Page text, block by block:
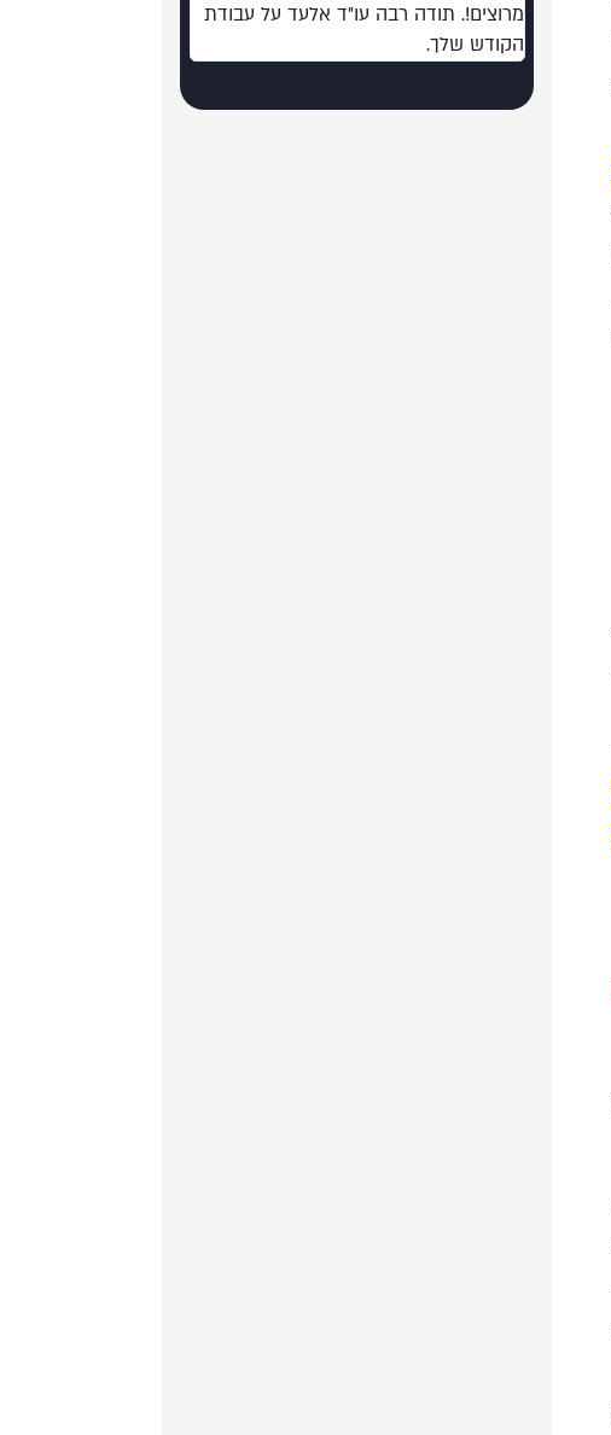
מרוצים!. תודה רבה עו"ד אלעד על עבודת
הקודש שלך.